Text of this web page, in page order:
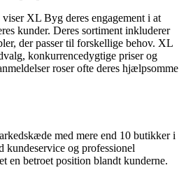
XL Byg deres engagement i at
kunder. Deres sortiment inkluderer
der passer til forskellige behov. XL
konkurrencedygtige priser og
roser ofte deres hjælpsomme
med mere end 10 butikker i
kundeservice og professionel
en betroet position blandt kunderne.